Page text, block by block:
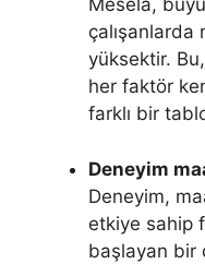
Mesela,
çalışanlarda
yüksektir.
her faktör
farklı bir
Deneyim
Deneyim,
etkiye sahip
başlayan bir